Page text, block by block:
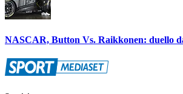
NASCAR, Button Vs. Raikkonen: duello